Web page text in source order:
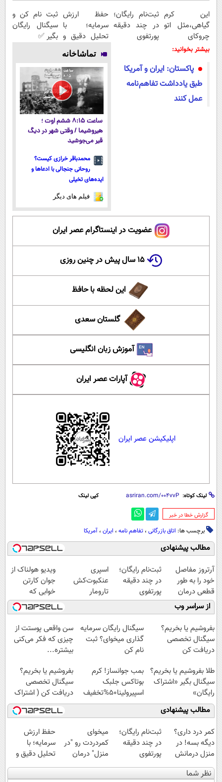
این کرم
گیاهی،مثل اتو
چروکای
پوستتوصاف
ثبت‌نام رایگان؛
در چند دقیقه
پورتفوی
حفظ ارزش
سرمایه؛ با
تحلیل دقیق و
سیگنال‌های به
موقع!
ثبت نام کن و
سیگنال رایگان
بگیر ✅
بیشتر بخوانید:
پاکستان: ایران و آمریکا
طبق یادداشت تفاهم‌نامه
عمل کنند
تماشاخانه
ساعت ۸:۱۵ ششم اوت ؛
هیروشیما / وقتی شهر در دیگ
قیر می‌جوشید
محمدباقر خرازی کیست؟
روحانی جنجالی با ادعاها و
ایده‌های تخیلی
فیلم های دیگر
عضویت در اینستاگرام عصر ایران
۱۵ سال پیش در چنین روزی
این لحظه با حافظ
گلستان سعدی
آموزش زبان انگلیسی
آپارات عصر ایران
اپلیکیشن عصر ایران
لینک کوتاه: کپی لینک
‌گزارش خطا در خبر
برچسب ها: اتاق بازرگانی ، تفاهم نامه ، ایران ، آمریکا
مطالب پیشنهادی
آرتروز مفاصل
خود را به طور
قطعی درمان
کنید!
◗پرسش‌نامه◖
ثبت‌نام رایگان؛
در چند دقیقه
پورتفوی
اختصاصیت رو
بساز!
اسپری
عنکبوت‌‌کش
تارومار
ازبین‌برنده انواع
عنکبوت
ویدیو هولناک از
جوان کارتن
خوابی که
میلیاردر شد.
آموزش رایگان
از سراسر وب
بفروشیم یا بخریم؟
سیگنال تخصصی
دریافت کن
سیگنال رایگان سرمایه
گذاری میخوای؟ ثبت
نام کن
سن واقعی پوستت از
چیزی که فکر می‌کنی
بیشتره...
طلا بفروشیم یا بخریم؟
سیگنال بگیر «اشتراک
رایگان»
بمب جوانساز! کرم
بوتاکس جلبک
اسپیرولینا50%تخفیف
بفروشیم یا بخریم؟
سیگنال تخصصی
دریافت کن ( اشتراک
رایگان )
مطالب پیشنهادی
کمر درد داری؟
دیگه بسه! در
منزل درمانش
کن
(◀پرسش‌نامه)
ثبت‌نام رایگان؛
در چند دقیقه
پورتفوی
اختصاصیت رو
بساز!
میخوای
کمردردت رو "در
منزل" درمان
کنی؟ (◂فیلم +
◂پرسش‌نامه)
حفظ ارزش
سرمایه؛ با
تحلیل دقیق و
سیگنال‌های به
موقع!
نظر شما